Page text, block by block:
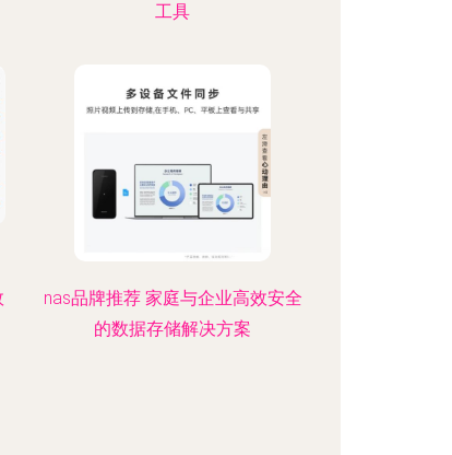
工具
nas品牌推荐 家庭与企业高效安全
的数据存储解决方案